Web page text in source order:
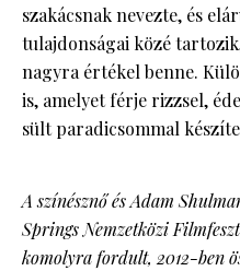
szakácsnak nevezte, és
tulajdonságai közé
nagyra értékel benne.
is, amelyet férje rizzsel,
sült paradicsommal
A színésznő és Adam
Springs Nemzetközi
komolyra fordult, 2012-ben